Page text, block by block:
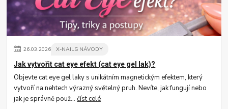
26.03.2026 X-NAILS NÁVODY
Jak vytvořit cat eye efekt (cat eye gel lak)?
Objevte cat eye gel laky s unikátním magnetickým efektem, který
vytvoří na nehtech výrazný světelný pruh. Nevíte, jak fungují nebo
jak je správně použ...číst celé